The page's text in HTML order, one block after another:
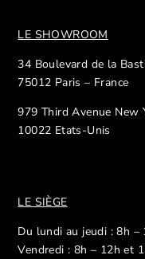
LE SHOWROOM
34 Boulevard de la
75012 Paris – France
979 Third Avenue New
10022 Etats-Unis
LE SIÈGE
Du lundi au jeudi : 8h –
Vendredi : 8h – 12h et